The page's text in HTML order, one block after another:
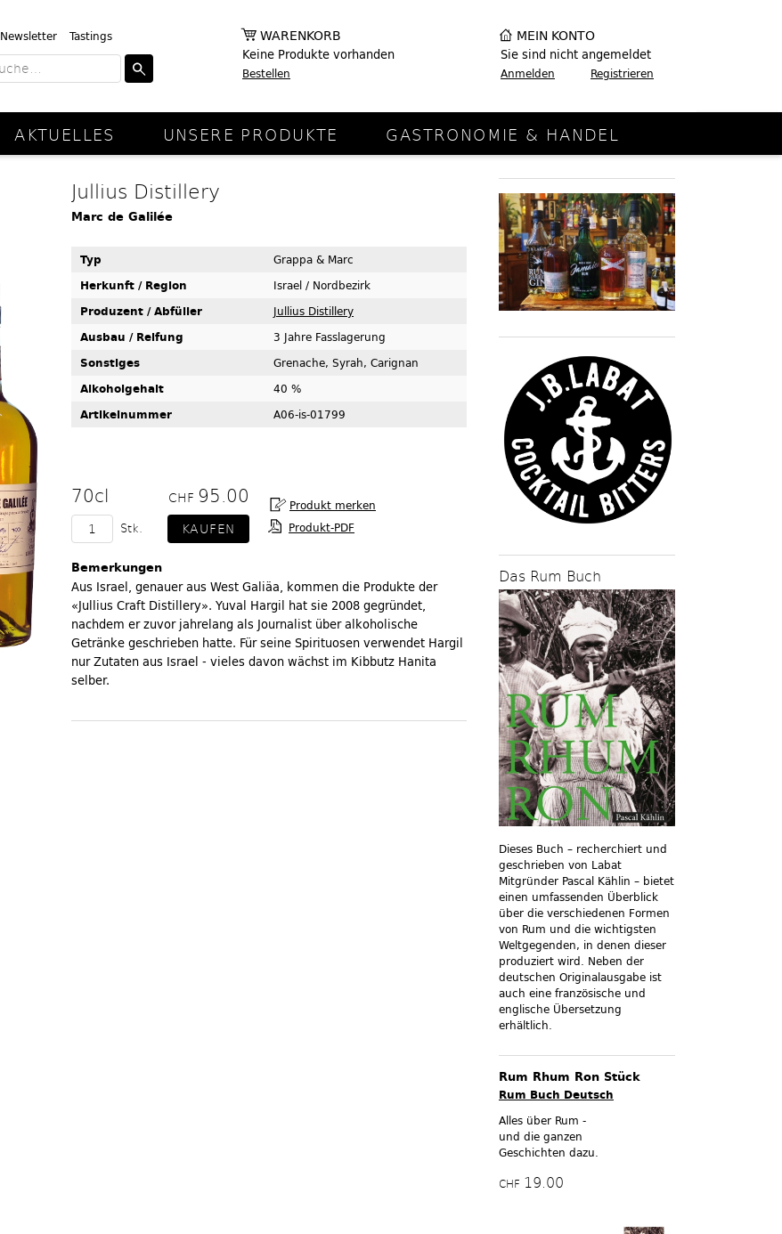
Newsletter Tastings WARENKORB
Keine Produkte vorhanden
Bestellen
MEIN KONTO
Sie sind nicht angemeldet
Anmelden Registrieren
AKTUELLES UNSERE PRODUKTE GASTRONOMIE & HANDEL
Jullius Distillery
Marc de Galilée
Typ
Grappa & Marc
Herkunft / Region
Israel / Nordbezirk
Produzent / Abfüller
Jullius Distillery
Ausbau / Reifung
3 Jahre Fasslagerung
Sonstiges
Grenache, Syrah, Carignan
Alkoholgehalt
40 %
Artikelnummer
A06-is-01799
70cl CHF 95.00
Stk. Produkt-PDF
Bemerkungen
Aus Israel, genauer aus West Galiäa, kommen die Produkte der
«Jullius Craft Distillery». Yuval Hargil hat sie 2008 gegründet,
nachdem er zuvor jahrelang als Journalist über alkoholische
Getränke geschrieben hatte. Für seine Spirituosen verwendet Hargil
nur Zutaten aus Israel - vieles davon wächst im Kibbutz Hanita
selber.
Das Rum Buch
Dieses Buch – recherchiert und
geschrieben von Labat
Mitgründer Pascal Kählin – bietet
einen umfassenden Überblick
über die verschiedenen Formen
von Rum und die wichtigsten
Weltgegenden, in denen dieser
produziert wird. Neben der
deutschen Originalausgabe ist
auch eine französische und
englische Übersetzung
erhältlich.
Rum Rhum Ron Stück
Rum Buch Deutsch
Alles über Rum -
und die ganzen
Geschichten dazu.
CHF 19.00